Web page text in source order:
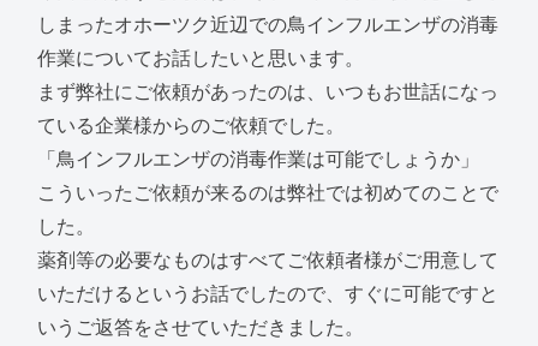
しまったオホーツク近辺での鳥インフルエンザの消毒
作業についてお話したいと思います。
まず弊社にご依頼があったのは、いつもお世話になっ
ている企業様からのご依頼でした。
「鳥インフルエンザの消毒作業は可能でしょうか」
こういったご依頼が来るのは弊社では初めてのことで
した。
薬剤等の必要なものはすべてご依頼者様がご用意して
いただけるというお話でしたので、すぐに可能ですと
いうご返答をさせていただきました。